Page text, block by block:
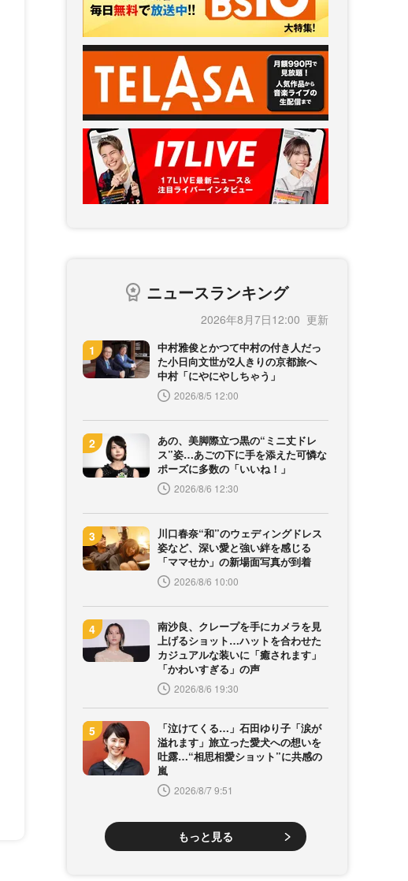
ニュースランキング
2026年8月7日12:00
中村雅俊とかつて中村の付き人だっ
た小日向文世が2人きりの京都旅へ
中村「にやにやしちゃう」
2026/8/5 12:00
あの、美脚際立つ黒の“ミニ丈ドレ
ス”姿…あごの下に手を添えた可憐な
ポーズに多数の「いいね！」
2026/8/6 12:30
川口春奈“和”のウェディングドレス
姿など、深い愛と強い絆を感じる
「ママせか」の新場面写真が到着
2026/8/6 10:00
南沙良、クレープを手にカメラを見
上げるショット…ハットを合わせた
カジュアルな装いに「癒されます」
「かわいすぎる」の声
2026/8/6 19:30
「泣けてくる…」石田ゆり子「涙が
溢れます」旅立った愛犬への想いを
吐露…“相思相愛ショット”に共感の
嵐
2026/8/7 9:51
もっと見る